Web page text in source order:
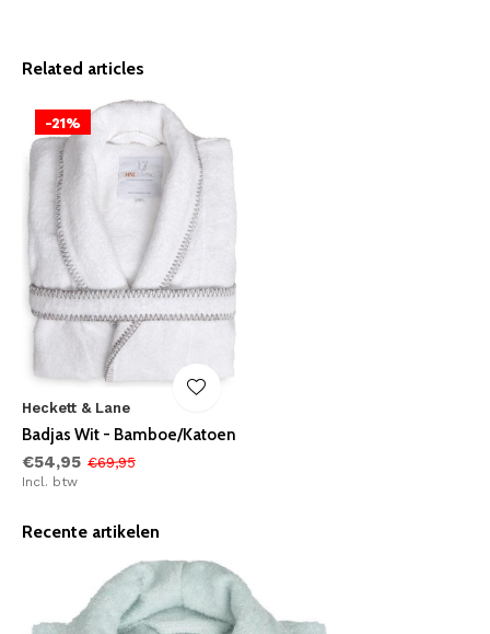
Related articles
-21%
Heckett & Lane
Badjas Wit - Bamboe/Katoen
€54,95 €69,95
Incl. btw
Recente artikelen